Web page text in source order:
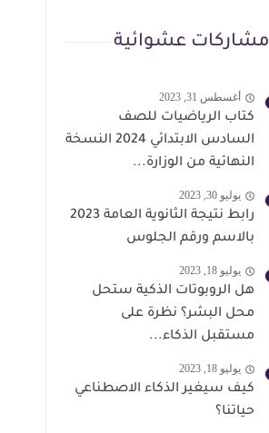
مشاركات عشوائية
أغسطس 31, 2023
كتاب الرياضيات للصف
السادس الابتدائي 2024 النسخة
النهائية من الوزارة...
يوليو 30, 2023
رابط نتيجة الثانوية العامة 2023
بالاسم ورقم الجلوس
يوليو 18, 2023
هل الروبوتات الذكية ستحل
محل البشر؟ نظرة على
مستقبل الذكاء...
يوليو 18, 2023
كيف سيغير الذكاء الاصطناعي
حياتنا؟